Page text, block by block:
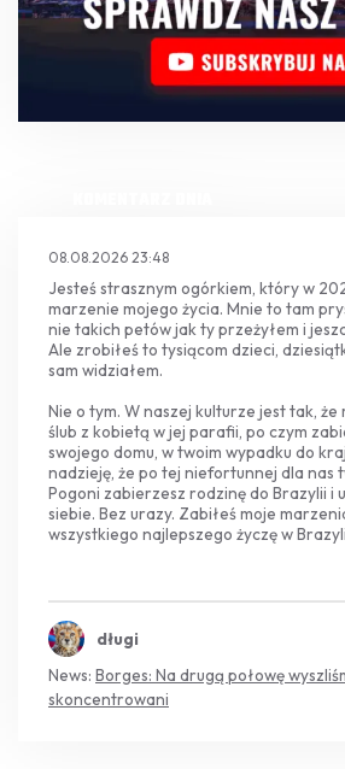
08.08.2026 23:48
Jesteś strasznym ogórkiem, który w
marzenie mojego życia. Mnie to tam
nie takich petów jak ty przeżyłem i
Ale zrobiłeś to tysiącom dzieci,
sam widziałem.
Nie o tym. W naszej kulturze jest tak,
ślub z kobietą w jej parafii, po czym
swojego domu, w twoim wypadku do
nadzieję, że po tej niefortunnej dla nas
Pogoni zabierzesz rodzinę do Brazylii i
siebie. Bez urazy. Zabiłeś moje
wszystkiego najlepszego życzę w
rozwój na pewno więcej niż w rozwój
długi
News: Borges: Na drugą połowę
skoncentrowani